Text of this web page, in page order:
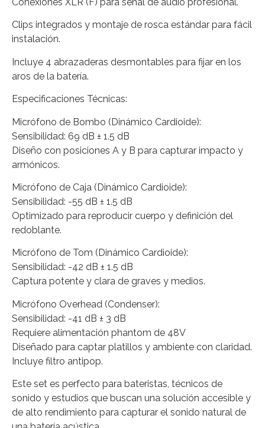
Clips integrados y montaje de rosca estándar para fácil
instalación.
Incluye 4 abrazaderas desmontables para fijar en los
aros de la batería.
Especificaciones Técnicas:
Micrófono de Bombo (Dinámico Cardioide):
Sensibilidad: 69 dB ± 1.5 dB
Diseño con posiciones A y B para capturar impacto y
armónicos.
Micrófono de Caja (Dinámico Cardioide):
Sensibilidad: -55 dB ± 1.5 dB
Optimizado para reproducir cuerpo y definición del
redoblante.
Micrófono de Tom (Dinámico Cardioide):
Sensibilidad: -42 dB ± 1.5 dB
Captura potente y clara de graves y medios.
Micrófono Overhead (Condenser):
Sensibilidad: -41 dB ± 3 dB
Requiere alimentación phantom de 48V
Diseñado para captar platillos y ambiente con claridad.
Incluye filtro antipop.
Este set es perfecto para bateristas, técnicos de
sonido y estudios que buscan una solución accesible y
de alto rendimiento para capturar el sonido natural de